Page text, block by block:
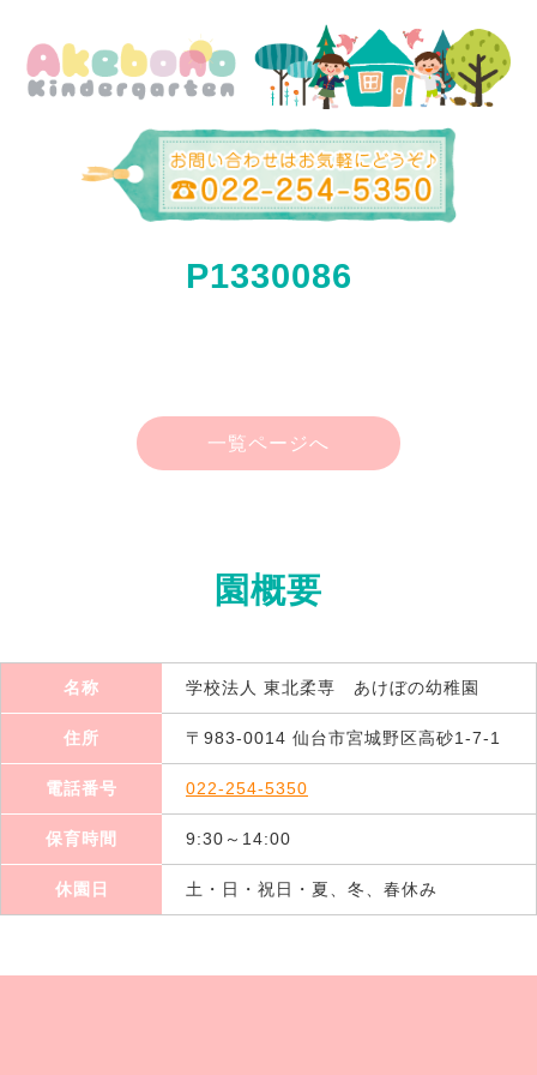
P1330086
一覧ページへ
園概要
名称 学校法人 東北柔専 あけぼの幼稚園
住所 〒983-0014 仙台市宮城野区高砂1-7-1
電話番号 022-254-5350
保育時間 9:30～14:00
休園日 土・日・祝日・夏、冬、春休み